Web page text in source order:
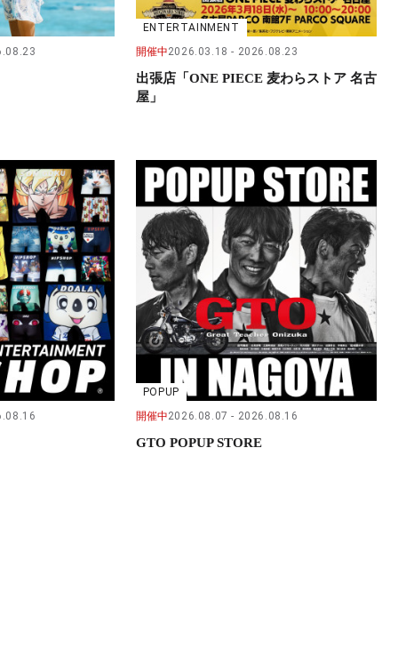
ENTERTAINMENT
開催中2026.03.18 2026.08.23
出張店「ONE PIECE 麦わらストア 名古
屋」
POPUP
開催中2026.08.07 2026.08.16
GTO POPUP STORE